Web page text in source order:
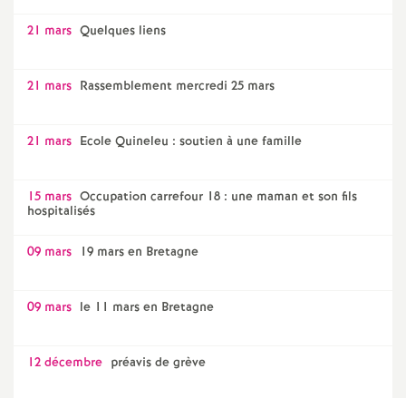
21 mars Quelques liens
21 mars Rassemblement mercredi 25 mars
21 mars Ecole Quineleu : soutien à une famille
15 mars Occupation carrefour 18 : une maman et son fils
hospitalisés
09 mars 19 mars en Bretagne
09 mars le 11 mars en Bretagne
12 décembre préavis de grève